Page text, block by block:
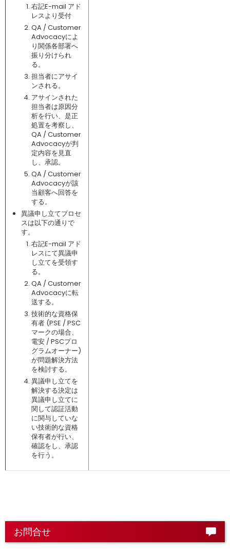
右記E-mail アド
レスより受付
QA / Customer
Advocacyによ
り関係各部署へ
振り分けられ
る。
担当者にアサイ
ンされる。
アサインされた
担当者は原因分
析を行い、是正
処置を考察し、
QA / Customer
Advocacyが判
定内容を見直
し、承認。
QA / Customer
Advocacyが該
当顧客へ回答を
する。
異議申し立てプロセ
スは以下の通りで
す。
右記E-mail アド
レスにて異議申
し立てを受領す
る。
QA / Customer
Advocacyに転
送する。
技術的な資格保
有者 (PSE / PSC
マークの場合、
電安 / PSCプロ
グラムオーナー)
が問題解決方法
を検討する。
異議申し立てを
解決する決定は
異議申し立てに
関して認証活動
に関与していな
い技術的な資格
保有者が行い、
確認をし、承認
を行う。
お問合せ